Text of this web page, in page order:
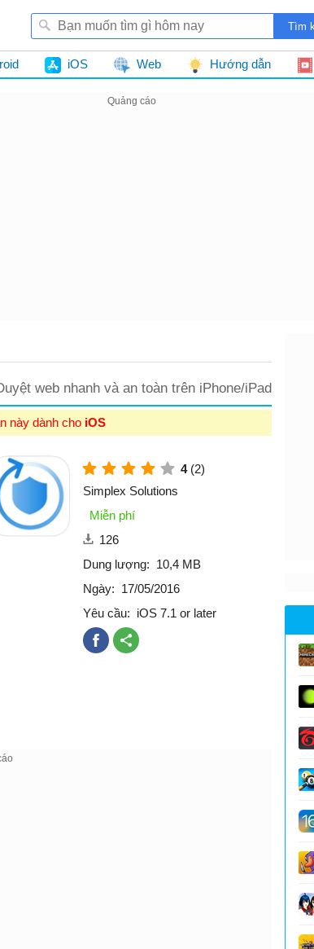
iOS Web Hướng dẫn
web nhanh và an toàn trên iPhone/iPad
này dành cho iOS
4 (2)
Simplex Solutions
Miễn phí
126
Dung lượng: 10,4 MB
Ngày: 17/05/2016
Yêu cầu: iOS 7.1 or later